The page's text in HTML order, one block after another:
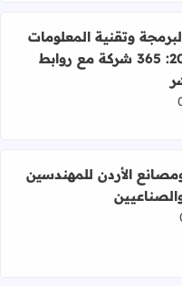
في ألمانيا 2026: 365 شركة مع روابط التقديم
وتقنية المعلومات
في ألمانيا 2026: 365 شركة مع روابط
الأردن للمهندسين
الأردن للمهندسين